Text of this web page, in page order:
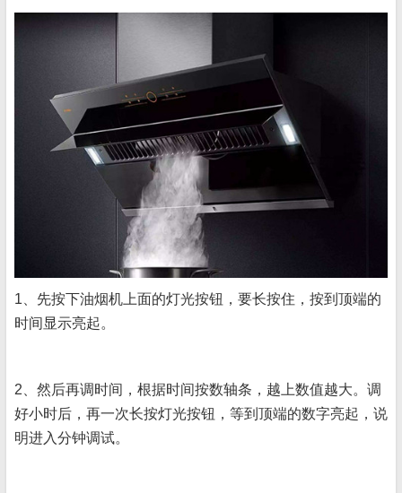
1、先按下油烟机上面的灯光按钮，要长按住，按到顶端的
时间显示亮起。
2、然后再调时间，根据时间按数轴条，越上数值越大。调
好小时后，再一次长按灯光按钮，等到顶端的数字亮起，说
明进入分钟调试。